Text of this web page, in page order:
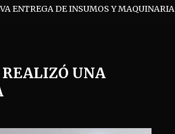
ENTREGA DE INSUMOS Y MAQUINARIA
UNA